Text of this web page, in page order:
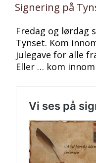
Signering på
Fredag og lørdag
Tynset. Kom
julegave for alle
Eller … kom